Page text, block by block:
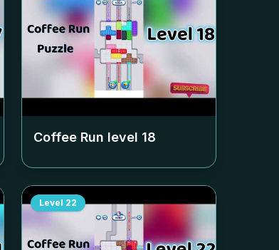
Coffee Run level 18
Level 22